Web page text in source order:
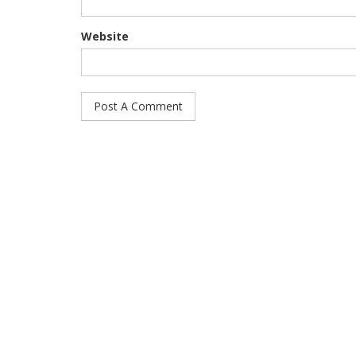
Website